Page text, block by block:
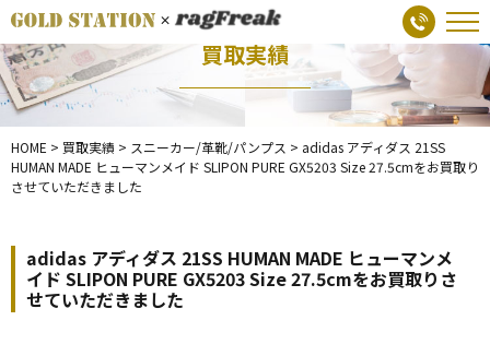
買取実績
HOME > 買取実績 > スニーカー/革靴/パンプス > adidas アディダス 21SS
HUMAN MADE ヒューマンメイド SLIPON PURE GX5203 Size 27.5cmをお買取り
させていただきました
adidas アディダス 21SS HUMAN MADE ヒューマンメ
イド SLIPON PURE GX5203 Size 27.5cmをお買取りさ
せていただきました